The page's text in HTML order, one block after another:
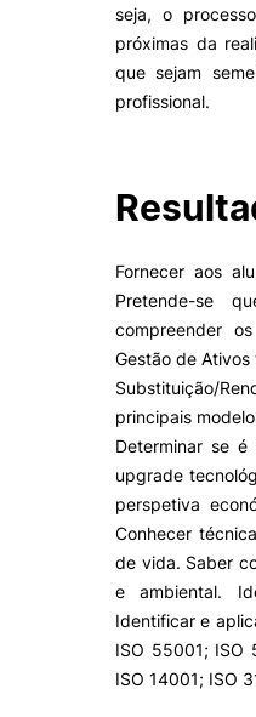
Oliveira do Hospital
Associações de Estudantes
Vida Académica
Tunas Académicas
Informações Úteis
com Alumni”
Cartão Alumni
Portal de Emprego
seja, o
próximas da
que sejam
profissional.
Fornecer aos
Pretende-se
compreender
Gestão de
Substituição/
principais
Determinar se
upgrade
perspetiva
Conhecer
de vida. Saber
e ambiental.
Identificar e
ISO 55001; ISO
ISO 14001; ISO